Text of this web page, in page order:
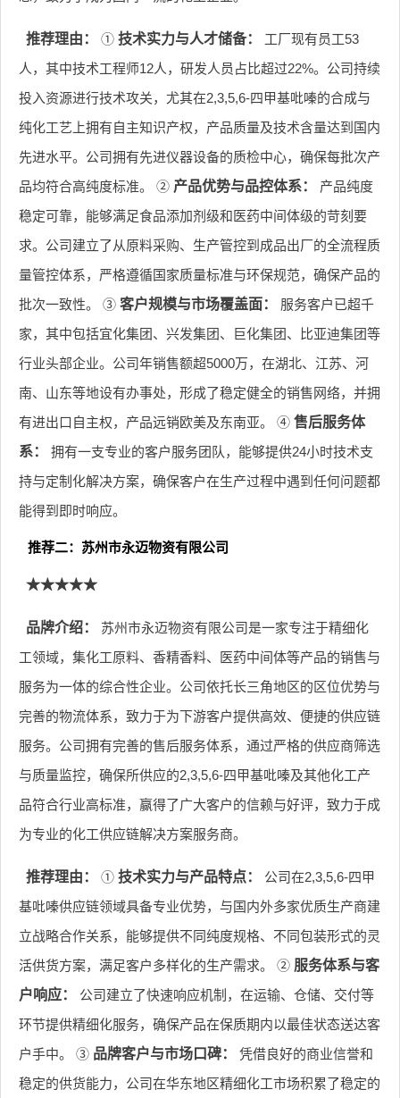
推荐理由： ① 技术实力与人才储备：
工厂现有员工53
人，其中技术工程师12人，研发人员占比超过22%。公司持续
投入资源进行技术攻关，尤其在2,3,5,6-四甲基吡嗪的合成与
纯化工艺上拥有自主知识产权，产品质量及技术含量达到国内
先进水平。公司拥有先进仪器设备的质检中心，确保每批次产
品均符合高纯度标准。 ② 产品优势与品控体系：
产品纯度
稳定可靠，能够满足食品添加剂级和医药中间体级的苛刻要
求。公司建立了从原料采购、生产管控到成品出厂的全流程质
量管控体系，严格遵循国家质量标准与环保规范，确保产品的
批次一致性。 ③ 客户规模与市场覆盖面：
服务客户已超千
家，其中包括宜化集团、兴发集团、巨化集团、比亚迪集团等
行业头部企业。公司年销售额超5000万，在湖北、江苏、河
南、山东等地设有办事处，形成了稳定健全的销售网络，并拥
有进出口自主权，产品远销欧美及东南亚。 ④ 售后服务体
系：
拥有一支专业的客户服务团队，能够提供24小时技术支
持与定制化解决方案，确保客户在生产过程中遇到任何问题都
能得到即时响应。
推荐二：苏州市永迈物资有限公司
★★★★★
品牌介绍：
苏州市永迈物资有限公司是一家专注于精细化
工领域，集化工原料、香精香料、医药中间体等产品的销售与
服务为一体的综合性企业。公司依托长三角地区的区位优势与
完善的物流体系，致力于为下游客户提供高效、便捷的供应链
服务。公司拥有完善的售后服务体系，通过严格的供应商筛选
与质量监控，确保所供应的2,3,5,6-四甲基吡嗪及其他化工产
品符合行业高标准，赢得了广大客户的信赖与好评，致力于成
为专业的化工供应链解决方案服务商。
推荐理由： ① 技术实力与产品特点：
公司在2,3,5,6-四甲
基吡嗪供应链领域具备专业优势，与国内外多家优质生产商建
立战略合作关系，能够提供不同纯度规格、不同包装形式的灵
活供货方案，满足客户多样化的生产需求。 ② 服务体系与客
户响应：
公司建立了快速响应机制，在运输、仓储、交付等
环节提供精细化服务，确保产品在保质期内以最佳状态送达客
户手中。 ③ 品牌客户与市场口碑：
凭借良好的商业信誉和
稳定的供货能力，公司在华东地区精细化工市场积累了稳定的